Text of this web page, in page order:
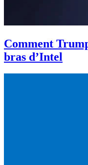
Comment
bras d’Intel